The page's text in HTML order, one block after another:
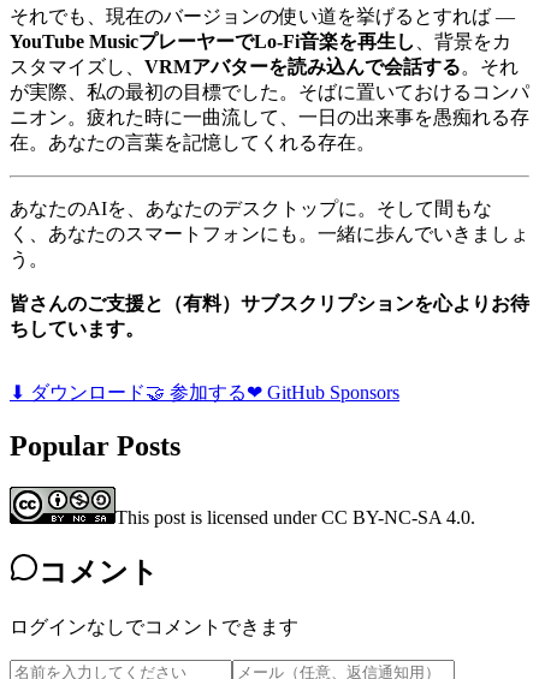
それでも、現在のバージョンの使い道を挙げるとすれば —
YouTube MusicプレーヤーでLo-Fi音楽を再生し
、背景をカ
スタマイズし、 VRMアバターを読み込んで会話する。それ
が実際、私の最初の目標でした。そばに置いておけるコンパ
ニオン。疲れた時に一曲流して、一日の出来事を愚痴れる存
在。あなたの言葉を記憶してくれる存在。
あなたのAIを、あなたのデスクトップに。そして間もな
く、あなたのスマートフォンにも。一緒に歩んでいきましょ
う。
皆さんのご支援と（有料）サブスクリプションを心よりお待
ちしています。
⬇ ダウンロード🤝 参加する❤ GitHub Sponsors
Popular Posts
This post is licensed under CC BY-NC-SA 4.0.
コメント
ログインなしでコメントできます